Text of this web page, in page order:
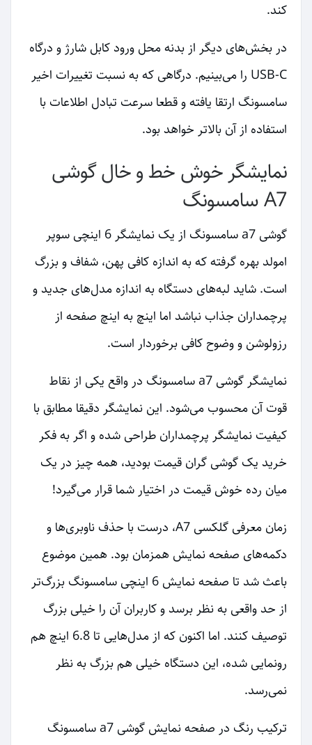
کند.
در بخش‌های دیگر از بدنه محل ورود کابل شارژ و درگاه
USB-C را می‌بینیم. درگاهی که به نسبت تغییرات اخیر
سامسونگ ارتقا یافته و قطعا سرعت تبادل اطلاعات با
استفاده از آن بالاتر خواهد بود.
نمایشگر خوش خط و خال گوشی
A7 سامسونگ
گوشی a7 سامسونگ از یک نمایشگر 6 اینچی سوپر
امولد بهره گرفته که به اندازه کافی پهن، شفاف و بزرگ
است. شاید لبه‌های دستگاه به اندازه مدل‌های جدید و
پرچمداران جذاب نباشد اما اینچ به اینچ صفحه از
رزولوشن و وضوح کافی برخوردار است.
نمایشگر گوشی a7 سامسونگ در واقع یکی از نقاط
قوت آن محسوب می‌شود. این نمایشگر دقیقا مطابق با
کیفیت نمایشگر پرچمداران طراحی شده و اگر به فکر
خرید یک گوشی گران قیمت بودید، همه چیز در یک
میان رده خوش قیمت در اختیار شما قرار می‌گیرد!
زمان معرفی گلکسی A7، درست با حذف ناوبری‌ها و
دکمه‌های صفحه نمایش همزمان بود. همین موضوع
باعث شد تا صفحه نمایش 6 اینچی سامسونگ بزرگ‌تر
از حد واقعی به نظر برسد و کاربران آن را خیلی بزرگ
توصیف کنند. اما اکنون که از مدل‌هایی تا 6.8 اینچ هم
رونمایی شده، این دستگاه خیلی هم بزرگ به نظر
نمی‌رسد.
ترکیب رنگ در صفحه نمایش گوشی a7 سامسونگ